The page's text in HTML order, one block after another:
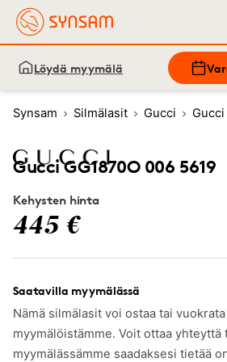
Löydä myymälä
Synsam Silmälasit Gucci Gucci
Gucci GG1870O 006 5619
Kehysten hinta
445 €
Saatavilla myymälässä
Nämä silmälasit voi ostaa tai
myymälöistämme. Voit ottaa yhteyttä
myymälässämme saadaksesi tietää